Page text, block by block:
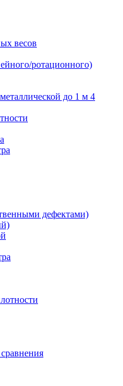
весов
ротационного)
до 1 м 4
дефектами)